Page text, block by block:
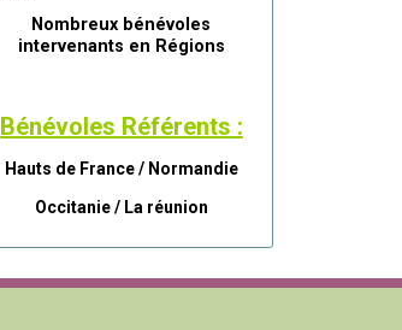
Nombreux bénévoles
intervenants en Régions
Bénévoles Référents :
Hauts de France / Normandie
Occitanie / La réunion